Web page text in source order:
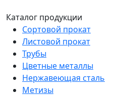
Каталог продукции
Сортовой прокат
Листовой прокат
Трубы
Цветные металлы
Нержавеющая сталь
Метизы